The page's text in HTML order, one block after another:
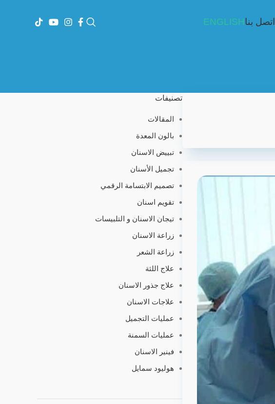
اتصل بناENGLISH
تصنيفات
المقالات
بالون المعدة
تبييض الاسنان
تجميل الأسنان
تصميم الابتسامة الرقمي
تقويم اسنان
تيجان الاسنان و التلبيسات
زراعة الاسنان
زراعة الشعر
علاج اللثة
علاج جذور الاسنان
علاجات الاسنان
عمليات التجميل
عمليات السمنة
فينير الاسنان
هوليود سمايل